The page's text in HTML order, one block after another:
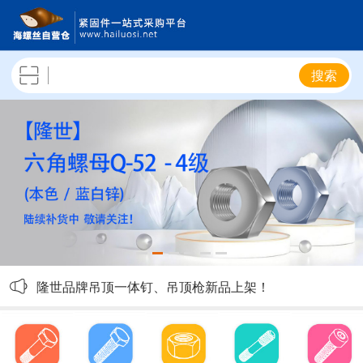
搜索
隆世4.8级六角螺栓陆续补货，敬请关注！
隆世品牌吊顶一体钉、吊顶枪新品上架！
隆世8级热镀锌GB6170六角螺母上架！